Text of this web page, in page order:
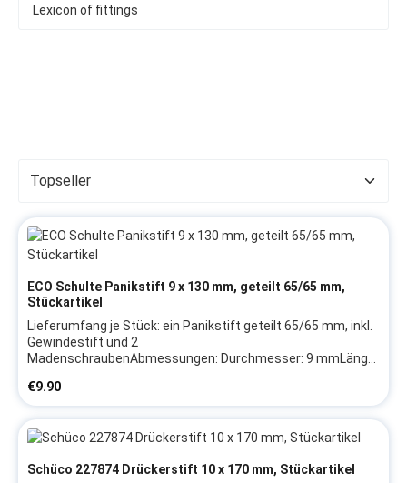
Lexicon of fittings
ECO Schulte Panikstift 9 x 130 mm, geteilt 65/65 mm,
Stückartikel
Lieferumfang je Stück: ein Panikstift geteilt 65/65 mm, inkl.
Gewindestift und 2
MadenschraubenAbmessungen: Durchmesser: 9 mmLänge:
Längsnut in geteilter AusführungHerstellerangaben:Firma:
ECOHerstellerartikel: 5030011935Hinweis: Wir empfehlen,
das Austauschen von Beschlagteilen sowie das Justieren
des Fensters/der Tür durch eine Fachkraft vornehmen zu
Regular price:
€9.90
Schüco 227874 Drückerstift 10 x 170 mm, Stückartikel